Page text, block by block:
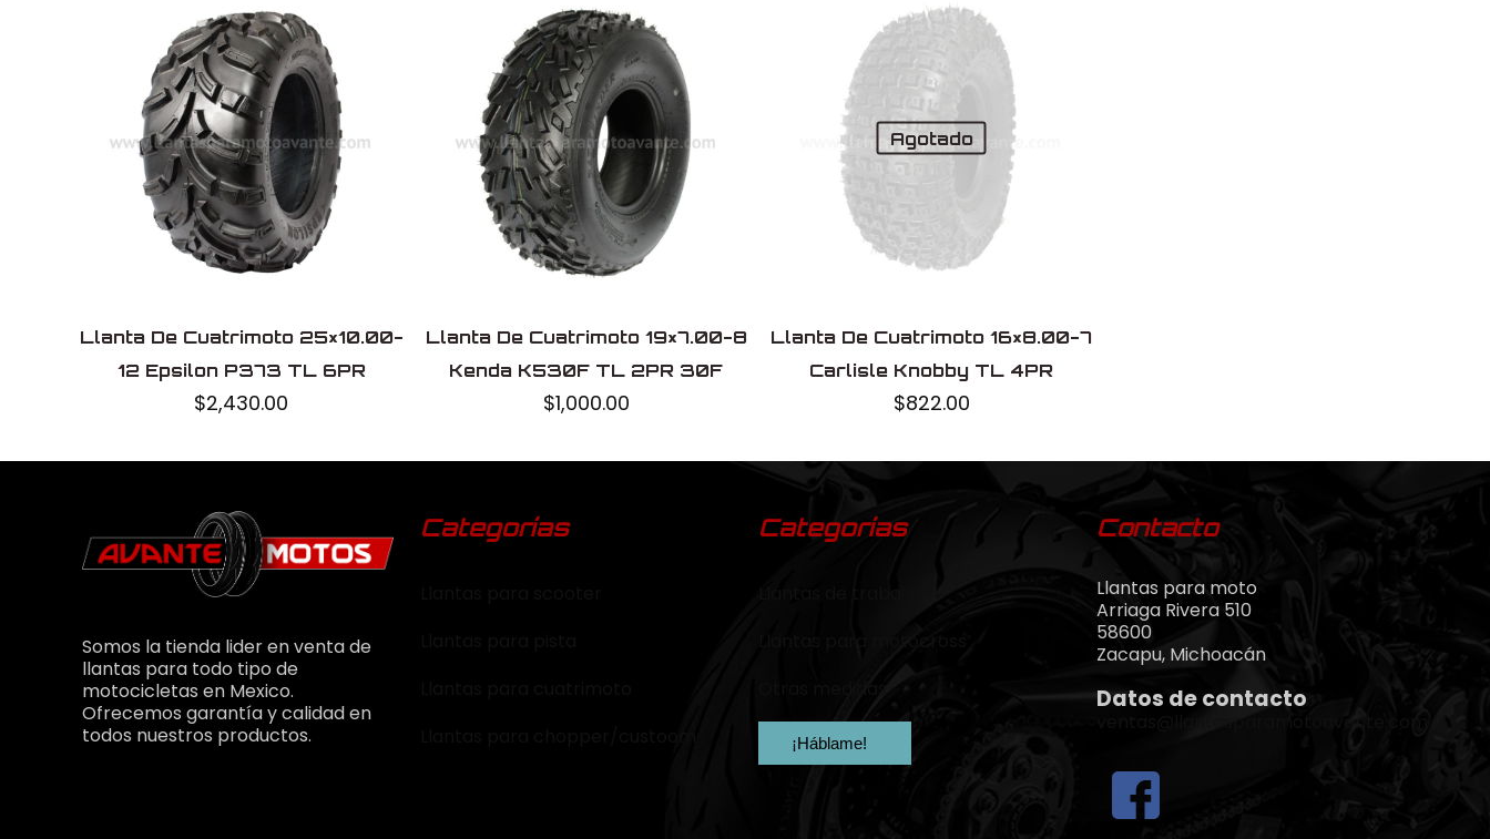
Modelo
Dominant
Uso
Sin cámara
Fabricado en
China
Llanta De Cuatrimoto 25×10.00-
12 Epsilon P373 TL 6PR
$2,430.00
Llanta De Cuatrimoto 19×7.00-8
Kenda K530F TL 2PR 30F
$1,000.00
Agotado
Llanta De Cuatrimoto 16×8.00-7
Carlisle Knobby TL 4PR
$822.00
Somos la tienda lider en venta de
llantas para todo tipo de
motocicletas en Mexico.
Ofrecemos garantía y calidad en
todos nuestros productos.
Categorías Categorías
¡Háblame!
Contacto
Llantas para moto
Arriaga Rivera 510
58600
Zacapu, Michoacán
Datos de contacto